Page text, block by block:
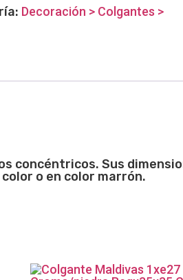
Decoración > Colgantes >
concéntricos. Sus
o en color marrón.